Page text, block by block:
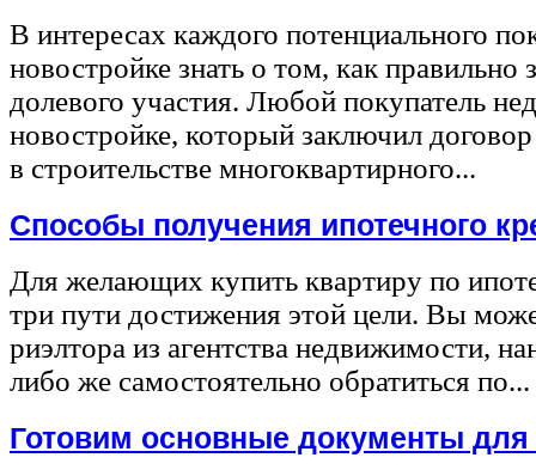
В интересах каждого потенциального
новостройке знать о том, как правильно
долевого участия. Любой покупатель
новостройке, который заключил
в строительстве многоквартирного...
Способы получения ипотечного
Для желающих купить квартиру по
три пути достижения этой цели. Вы
риэлтора из агентства недвижимости,
либо же самостоятельно обратиться по...
Готовим основные документы